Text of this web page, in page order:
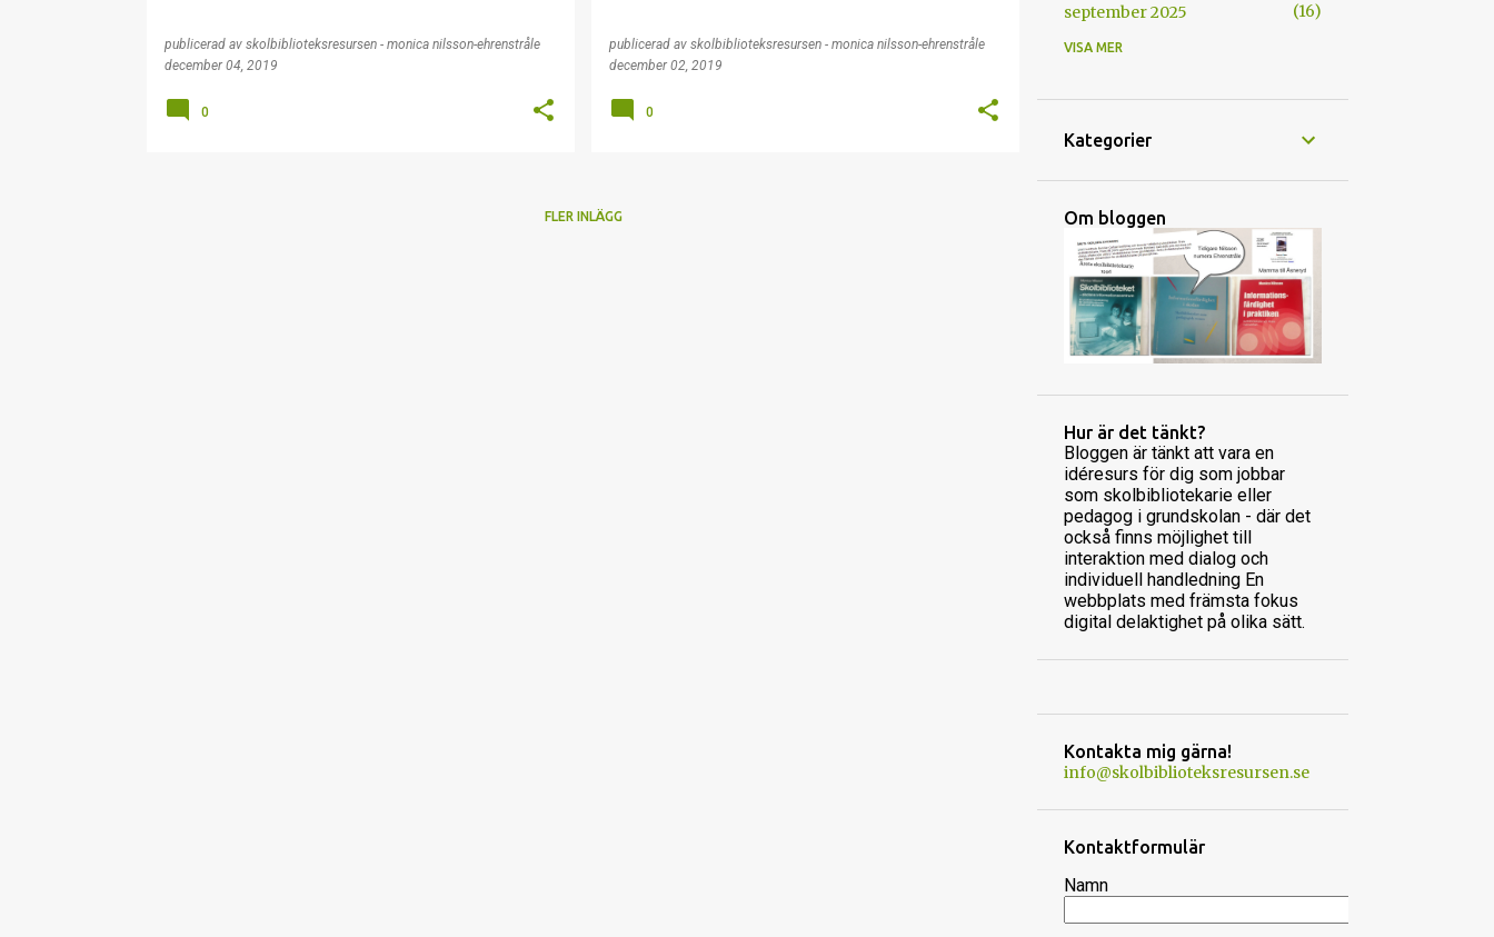
publicerad av skolbiblioteksresursen - monica nilsson-ehrenstråle
december 04, 2019
0
publicerad av skolbiblioteksresursen - monica nilsson-ehrenstråle
december 02, 2019
0
FLER INLÄGG
september 2025
16
augusti 2025
april 2025
februari 2025
januari 2025
december 2024
14
november 2024
18
oktober 2024
13
september 2024
13
augusti 2024
juli 2024
juni 2024
10
maj 2024
april 2024
mars 2024
13
januari 2024
10
december 2023
VISA MER
Kategorier
Om bloggen
Hur är det tänkt?
Bloggen är tänkt att vara en
idéresurs för dig som jobbar
som skolbibliotekarie eller
pedagog i grundskolan - där det
också finns möjlighet till
interaktion med dialog och
individuell handledning En
webbplats med främsta fokus
digital delaktighet på olika sätt.
Kontakta mig gärna!
info@skolbiblioteksresursen.se
Kontaktformulär
Namn